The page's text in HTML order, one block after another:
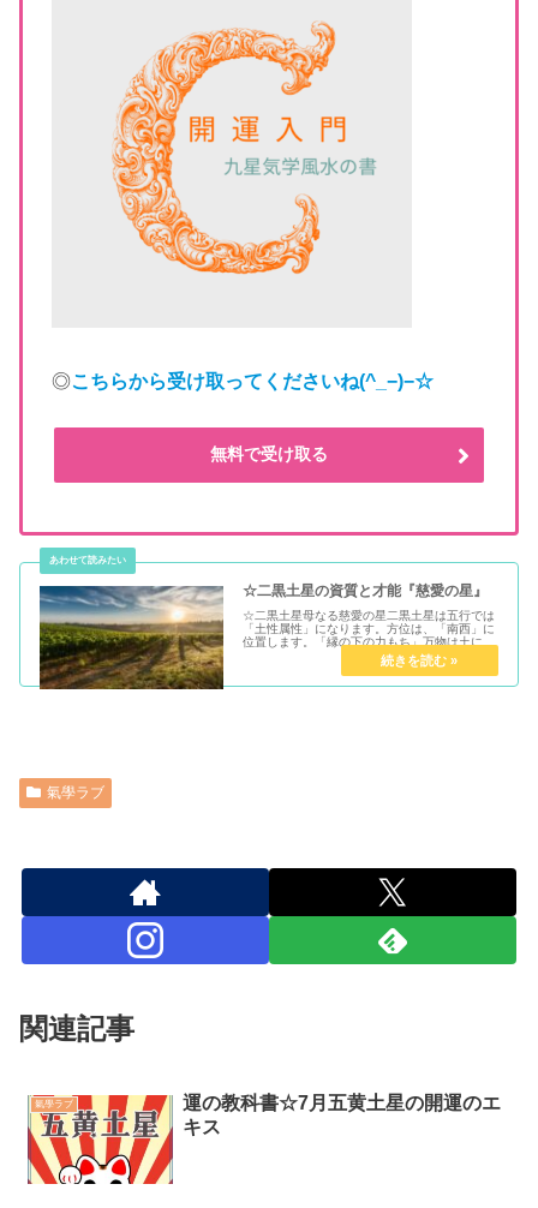
◎こちらから受け取ってくださいね(^_−)−☆
無料で受け取る
☆二黒土星の資質と才能『慈愛の星』
☆二黒土星母なる慈愛の星二黒土星は五行では
「土性属性」になります。方位は、「南西」に
位置します。「縁の下の力もち」万物は土によ
って生育しております。「全てを受け入れる母
なる大地」マザーテレサのような慈愛に溢れる
氣學ラブ
関連記事
氣學ラブ
運の教科書☆7月五黄土星の開運のエ
キス